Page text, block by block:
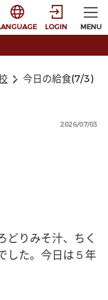
選択すると言語の切
LOGIN MENU
今日の給食(7/3)
2026/07/03
りみそ汁、ちく
した。今日は５年